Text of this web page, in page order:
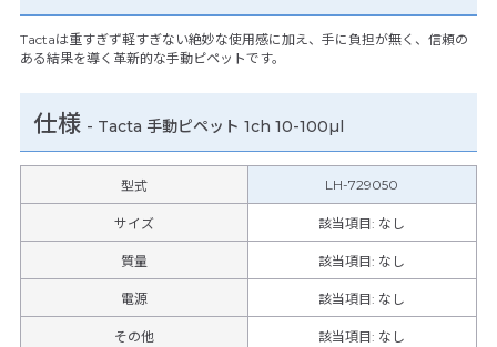
Tactaは重すぎず軽すぎない絶妙な使用感に加え、手に負担が無く、信頼の
ある結果を導く革新的な手動ピペットです。
仕様 - Tacta 手動ピペット 1ch 10-100µl
型式 LH-729050
サイズ 該当項目: なし
質量 該当項目: なし
電源 該当項目: なし
その他 該当項目: なし